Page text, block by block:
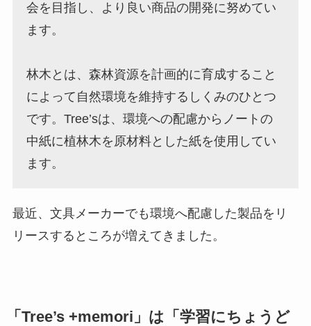
会を目指し、より良い商品の開発に努めてい
ます。
林木とは、森林資源を計画的に育成すること
によって自然環境を維持するしくみのひとつ
です。Tree’sは、環境への配慮からノートの
中紙に植林木を原材料とした紙を使用してい
ます。
最近、文具メーカーでも環境へ配慮した製品をリ
リースするところが増えてきました。
「Tree’s +memori」は「学習にちょうど